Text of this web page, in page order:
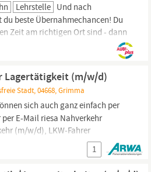
Lehrstelle Und nach
beste Übernahmechancen! Du
Zeit am richtigen Ort sind - dann
genau das Richtige für dich!
wir dich für die zweijährige
Lagertätigkeit (m/w/d)
Stadt, 04668, Grimma
sich auch ganz einfach per
per E-Mail riesa Nahverkehr
(m/w/d), LKW‑Fahrer
(m/w/d), Fachkraft für
(m/w/d) (m/w/d) oder
w/d)? Worauf warten Sie?
1